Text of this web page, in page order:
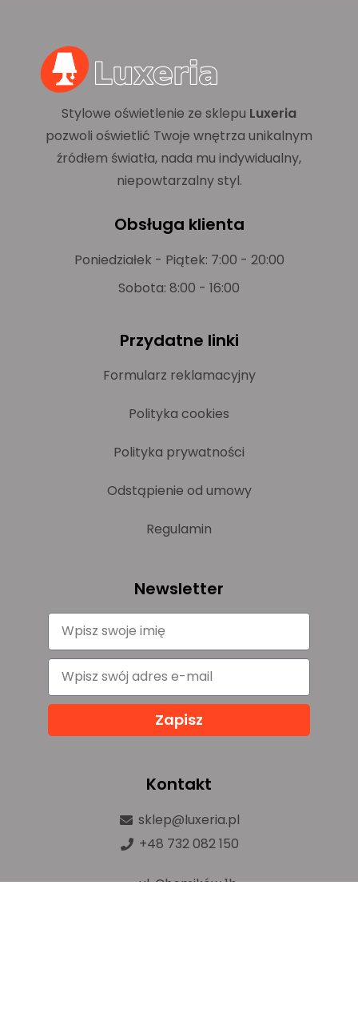
Stylowe oświetlenie ze sklepu Luxeria
pozwoli oświetlić Twoje wnętrza unikalnym
źródłem światła, nada mu indywidualny,
niepowtarzalny styl.
Obsługa klienta
Poniedziałek - Piątek: 7:00 - 20:00
Sobota: 8:00 - 16:00
Przydatne linki
Formularz reklamacyjny
Polityka cookies
Polityka prywatności
Odstąpienie od umowy
Regulamin
Newsletter
Zapisz
Kontakt
sklep@luxeria.pl
+48 732 082 150
ul. Chemików 1b,